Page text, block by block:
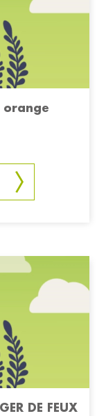
orange
DE FEUX